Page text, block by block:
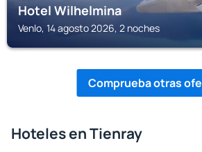
Hotel Wilhelmina
Venlo, 14 agosto 2026, 2 noches
Comprueba otras
Hoteles en Tienray